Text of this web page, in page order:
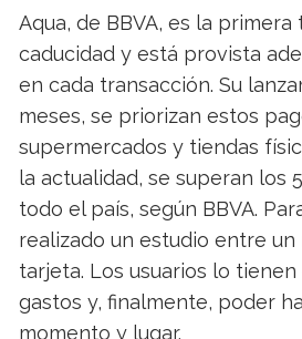
Aqua, de BBVA, es la
caducidad y está provista
en cada transacción. Su
meses, se priorizan estos
supermercados y tiendas
la actualidad, se superan
todo el país, según BBVA.
realizado un estudio entre
tarjeta. Los usuarios lo
gastos y, finalmente, poder
momento y lugar.